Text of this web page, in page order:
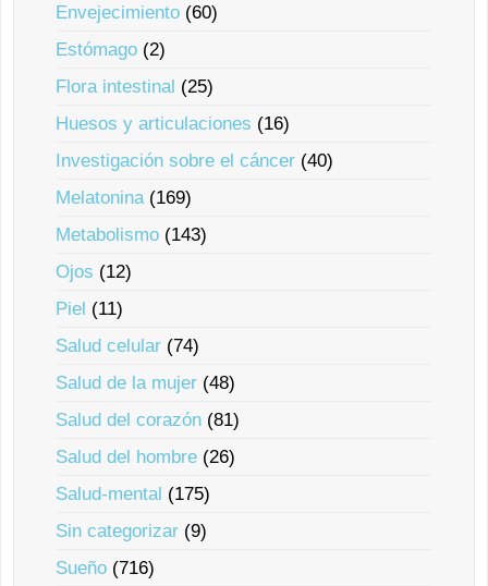
Envejecimiento (60)
Estómago (2)
Flora intestinal (25)
Huesos y articulaciones (16)
Investigación sobre el cáncer (40)
Melatonina(169)
Metabolismo (143)
Ojos (12)
Piel (11)
Salud celular (74)
Salud de la mujer (48)
Salud del corazón (81)
Salud del hombre (26)
Salud-mental (175)
Sin categorizar (9)
Sueño (716)